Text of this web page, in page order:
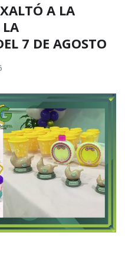
A LA
LA
7 DE AGOSTO